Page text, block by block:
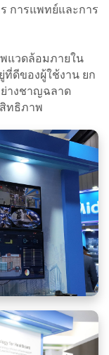
การแพทย์และการ
แวดล้อมภายใน
ที่ดีของผู้ใช้งาน ยก
างชาญฉลาด
ทธิภาพ